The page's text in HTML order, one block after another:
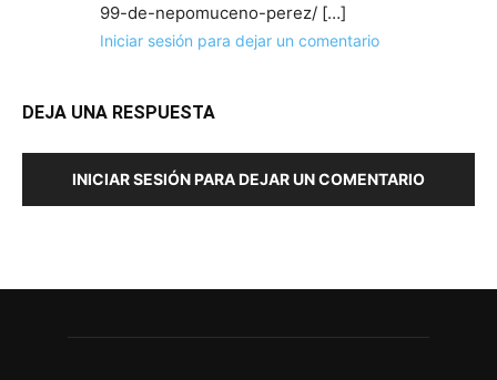
99-de-nepomuceno-perez/ […]
Iniciar sesión para dejar un comentario
DEJA UNA RESPUESTA
INICIAR SESIÓN PARA DEJAR UN COMENTARIO